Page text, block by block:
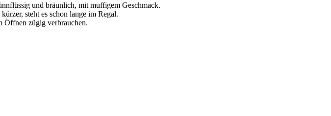
und bräunlich, mit muffigem Geschmack.
steht es schon lange im Regal.
Öffnen zügig verbrauchen.